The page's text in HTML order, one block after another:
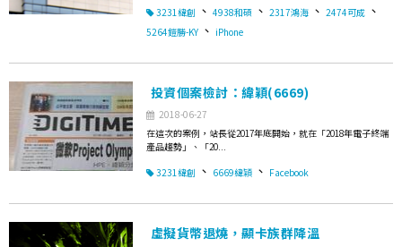
3231緯創 、 4938和碩 、 2317鴻海 、 2474可成 、
5264鎧勝-KY 、 iPhone
投資個案檢討：緯穎(6669)
2018-06-27
在這次的案例，站長從2017年底開始，就在「2018年電子終端
產品趨勢」、「20...
3231緯創 、 6669緯穎 、 Facebook
虛擬貨幣退燒，顯卡族群降溫